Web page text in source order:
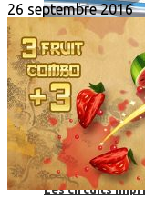
High-Tech
High-Tech
Les circuits
26 septembre 2016